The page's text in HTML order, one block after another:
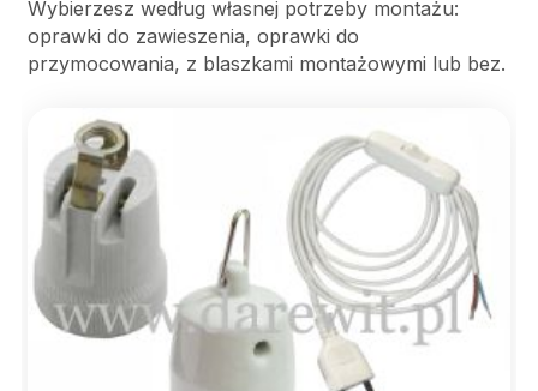
Wybierzesz według własnej potrzeby montażu:
oprawki do zawieszenia, oprawki do
przymocowania, z blaszkami montażowymi lub bez.